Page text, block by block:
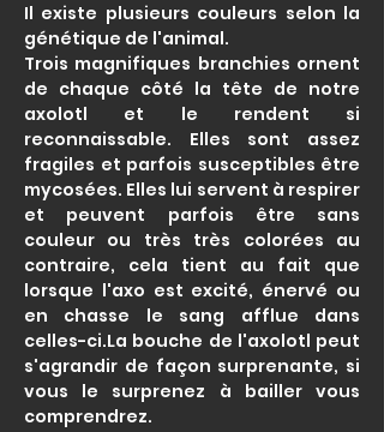
Il existe plusieurs couleurs selon la
génétique de l'animal.
Trois magnifiques branchies ornent
de chaque côté la tête de notre
axolotl et le rendent si
reconnaissable. Elles sont assez
fragiles et parfois susceptibles être
mycosées. Elles lui servent à respirer
et peuvent parfois être sans
couleur ou très très colorées au
contraire, cela tient au fait que
lorsque l'axo est excité, énervé ou
en chasse le sang afflue dans
celles-ci.La bouche de l'axolotl peut
s'agrandir de façon surprenante, si
vous le surprenez à bailler vous
comprendrez.